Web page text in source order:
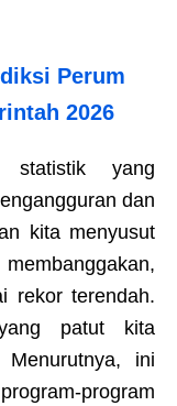
Perum
2026
statistik yang
dan
kita menyusut
rekor terendah.
patut kita
Menurutnya, ini
program